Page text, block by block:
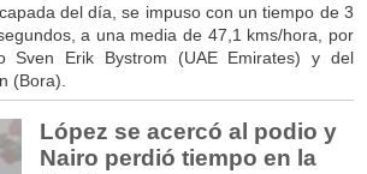
del día, se impuso con un tiempo de 3
a una media de 47,1 kms/hora, por
Sven Erik Bystrom (UAE Emirates) y del
(Bora).
López se acercó al podio y
Nairo perdió tiempo en la